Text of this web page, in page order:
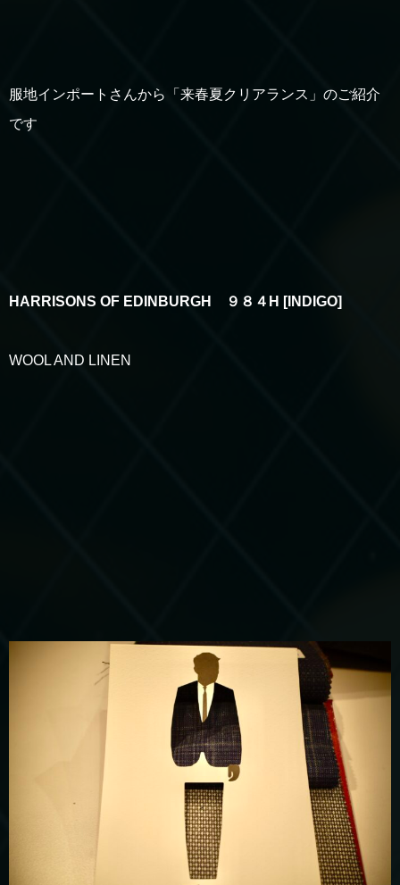
服地インポートさんから「来春夏クリアランス」のご紹介
です
HARRISONS OF EDINBURGH ９８４H [INDIGO]
WOOL AND LINEN